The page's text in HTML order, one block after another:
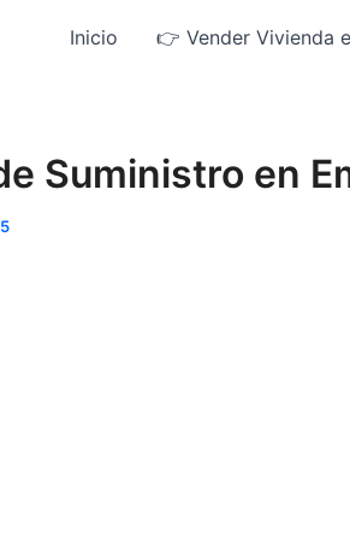
Inicio 👉 Vender Vivienda
Suministro en